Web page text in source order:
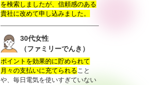
を検索しましたが、信頼感のある
貴社に改めて申し込みました。
30代女性
（ファミリーでんき）
ポイントを効果的に貯められて
月々の支払いに充てられること
や、毎日電気を使いすぎていない